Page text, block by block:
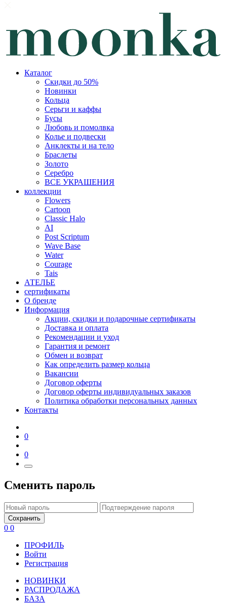
Каталог
Скидки до 50%
Новинки
Кольца
Серьги и каффы
Бусы
Любовь и помолвка
Колье и подвески
Анклекты и на тело
Браслеты
Золото
Серебро
ВСЕ УКРАШЕНИЯ
коллекции
Flowers
Cartoon
Classic Halo
AI
Post Scriptum
Wave Base
Water
Courage
Tais
АТЕЛЬЕ
сертификаты
О бренде
Информация
Акции, скидки и подарочные сертификаты
Доставка и оплата
Рекомендации и уход
Гарантия и ремонт
Обмен и возврат
Как определить размер кольца
Вакансии
Договор оферты
Договор оферты индивидуальных заказов
Политика обработки персональных данных
Контакты
0
0
Сменить пароль
Сохранить
0 0
ПРОФИЛЬ
Войти
Регистрация
НОВИНКИ
РАСПРОДАЖА
БАЗА